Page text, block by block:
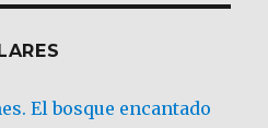
El bosque encantado